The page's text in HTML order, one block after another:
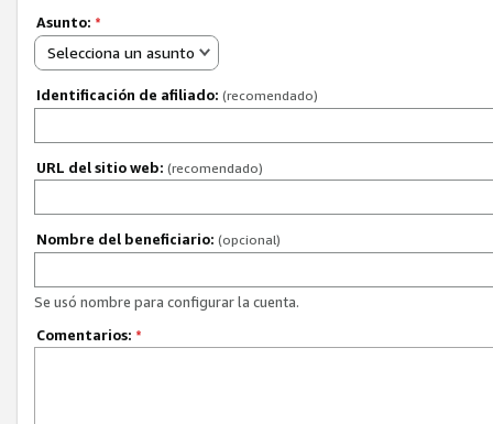
Asunto: *
Selecciona un asunto
Identificación de afiliado: (recomendado)
URL del sitio web: (recomendado)
Nombre del beneficiario: (opcional)
Se usó nombre para configurar la cuenta.
Comentarios: *